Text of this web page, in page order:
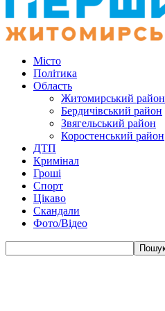
Місто
Політика
Область
Житомирський район
Бердичівський район
Звягельський район
Коростенський район
ДТП
Кримінал
Гроші
Спорт
Цікаво
Скандали
Фото/Відео